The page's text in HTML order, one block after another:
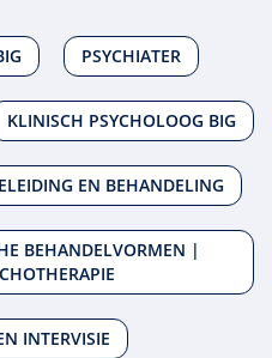
PSYCHIATER
KLINISCH PSYCHOLOOG BIG
EN BEHANDELING
BEHANDELVORMEN |
INTERVISIE